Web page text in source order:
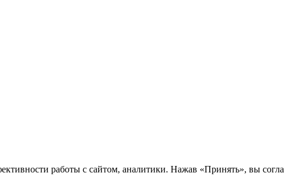
работы с сайтом, аналитики. Нажав «Принять», вы